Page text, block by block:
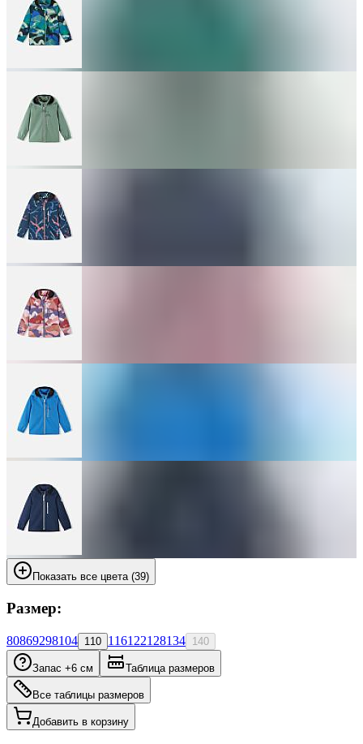
Показать все цвета (39)
Размер:
80869298104 110 116122128134 140
Запас +6 см Таблица размеров
Все таблицы размеров
Добавить в корзину